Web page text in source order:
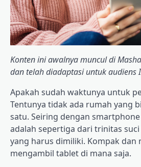
Konten ini awalnya muncul di
dan telah diadaptasi untuk audiens
Apakah sudah waktunya untuk
Tentunya tidak ada rumah yang
satu. Seiring dengan
adalah sepertiga dari trinitas
yang harus dimiliki. Kompak dan
mengambil tablet di mana saja.